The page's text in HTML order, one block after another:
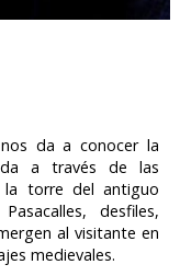
da a conocer la
a través de las
la torre del antiguo
desfiles,
al visitante en
medievales.